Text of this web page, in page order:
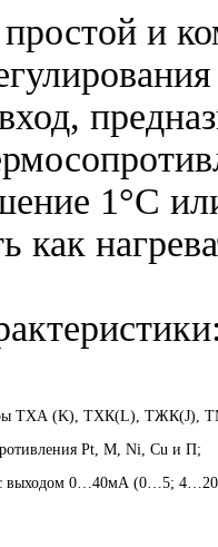
и
1°С
как
ТХА (K), ТХК(L), ТЖК(J),
Pt, M, Ni, Cu и П;
с выходом 0…40мА (0…5;